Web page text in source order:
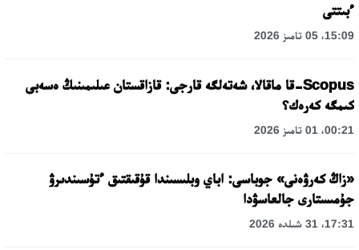
ءبىتتى
15:09، 05 تامىز 2026
Scopus-قا ماقالا، شەتەلگە قارجى: قازاقستان عىلىمىنىڭ ەسەبى
كىمگە كەرەك؟
00:21، 01 تامىز 2026
«زاڭ كەرۋەنى» جوباسى: اباي وبلىسىندا قۇقىقتىق ءتۇسىندىرۋ
جۇمىستارى جالعاسۋدا
17:31، 31 شىلدە 2026